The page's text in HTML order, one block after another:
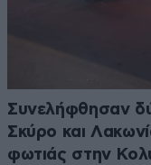
Συνελήφθησαν
Σκύρο και
φωτιάς στην